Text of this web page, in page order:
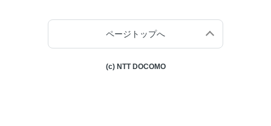
ページトップへ
(c) NTT DOCOMO